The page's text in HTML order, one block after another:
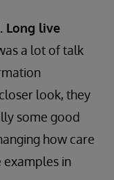
Long live
a lot of talk
look, they
some good
how care
examples in